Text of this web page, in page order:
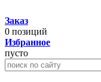
Заказ
0 позиций
Избранное
пусто